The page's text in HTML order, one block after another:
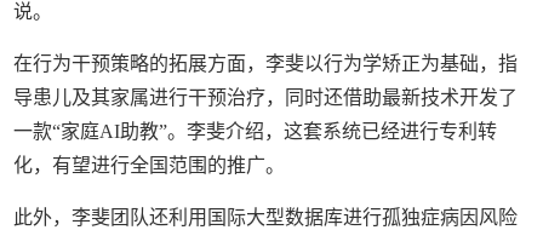
说。
在行为干预策略的拓展方面，李斐以行为学矫正为基础，指
导患儿及其家属进行干预治疗，同时还借助最新技术开发了
一款“家庭AI助教”。李斐介绍，这套系统已经进行专利转
化，有望进行全国范围的推广。
此外，李斐团队还利用国际大型数据库进行孤独症病因风险